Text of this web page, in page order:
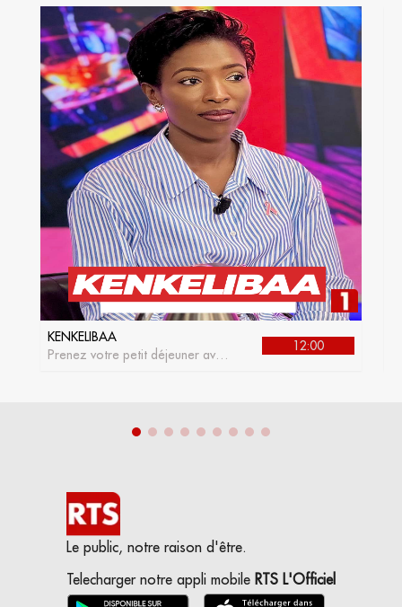
KENKELIBAA
Prenez votre petit déjeuner avec
12:00
Le public, notre raison d'être.
Telecharger notre appli mobile RTS L'Officiel